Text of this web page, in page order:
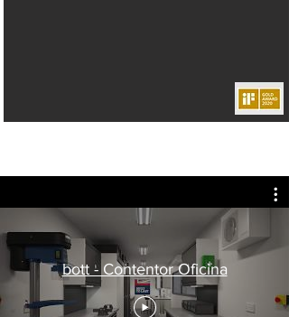
bott - Contentor Oficina